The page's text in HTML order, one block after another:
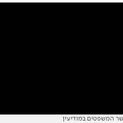
המשפטים במודיעין